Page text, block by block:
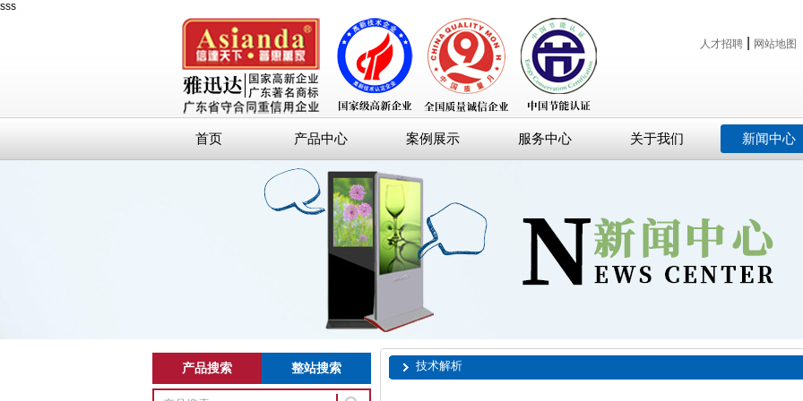
sss
人才招聘 网站地图
首页 产品中心 案例展示 服务中心 关于我们 新闻中心
产品搜索 整站搜索 技术解析